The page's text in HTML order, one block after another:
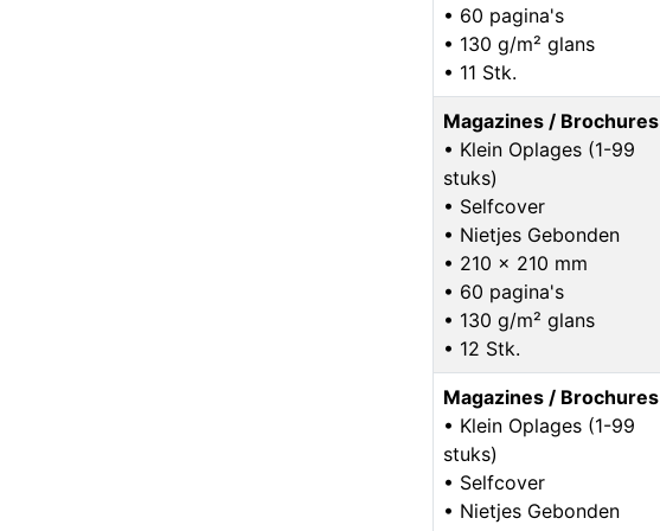
• 60 pagina's
• 130 g/m² glans
• 11 Stk.
Magazines / Brochures
• Klein Oplages (1-99
stuks)
• Selfcover
• Nietjes Gebonden
• 210 x 210 mm
• 60 pagina's
• 130 g/m² glans
• 12 Stk.
Magazines / Brochures
• Klein Oplages (1-99
stuks)
• Selfcover
• Nietjes Gebonden